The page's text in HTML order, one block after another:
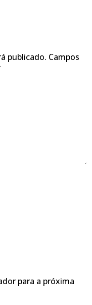
publicado. Campos
para a próxima